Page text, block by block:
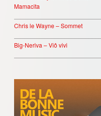
Mamacita
Chris le Wayne – Sommet
Big-Neriva – Viô vivi